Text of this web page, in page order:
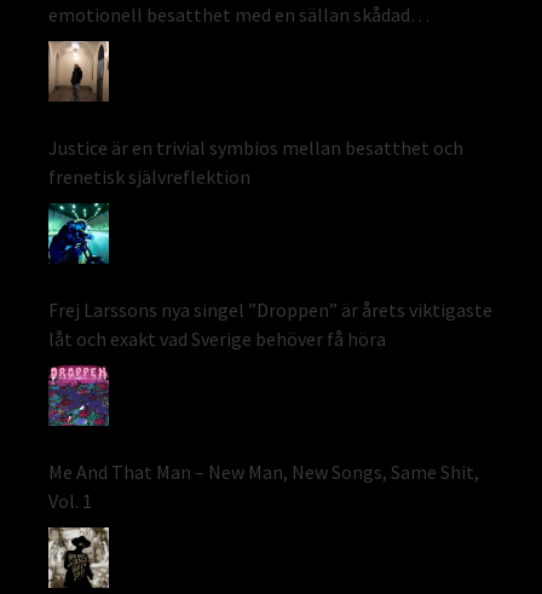
emotionell besatthet med en sällan skådad
perfektion
Justice är en trivial symbios mellan besatthet och
frenetisk självreflektion
Frej Larssons nya singel ”Droppen” är årets viktigaste
låt och exakt vad Sverige behöver få höra
Me And That Man – New Man, New Songs, Same Shit,
Vol. 1